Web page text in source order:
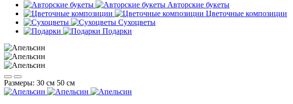
Авторские букеты
Цветочные композиции
Сухоцветы
Подарки
Размеры: 30 см 50 см